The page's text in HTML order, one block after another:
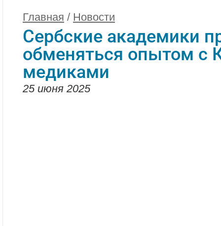
Главная / Новости
Сербские академики
обменяться опытом с
медиками
25 июня 2025